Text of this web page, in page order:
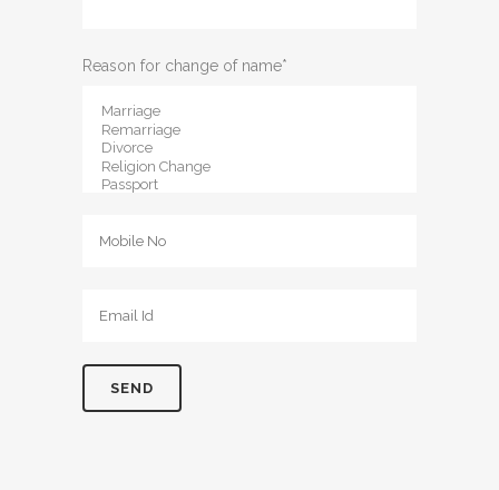
Reason for change of name*